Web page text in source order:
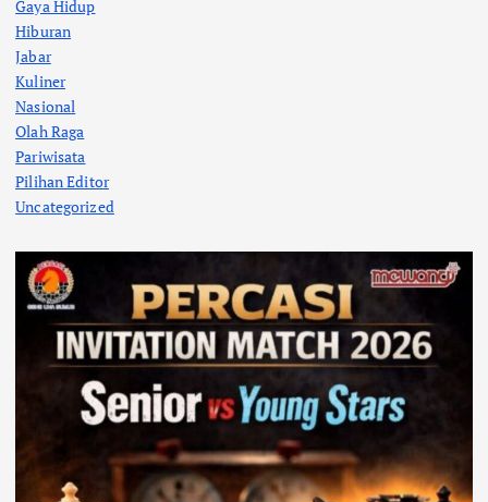
Gaya Hidup
Hiburan
Jabar
Kuliner
Nasional
Olah Raga
Pariwisata
Pilihan Editor
Uncategorized